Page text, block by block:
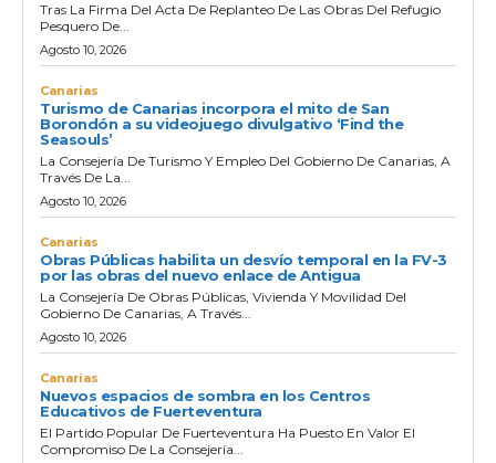
Tras La Firma Del Acta De Replanteo De Las Obras Del Refugio
Pesquero De...
Agosto 10, 2026
Canarias
Turismo de Canarias incorpora el mito de San
Borondón a su videojuego divulgativo ‘Find the
Seasouls’
La Consejería De Turismo Y Empleo Del Gobierno De Canarias, A
Través De La...
Agosto 10, 2026
Canarias
Obras Públicas habilita un desvío temporal en la FV-3
por las obras del nuevo enlace de Antigua
La Consejería De Obras Públicas, Vivienda Y Movilidad Del
Gobierno De Canarias, A Través...
Agosto 10, 2026
Canarias
Nuevos espacios de sombra en los Centros
Educativos de Fuerteventura
El Partido Popular De Fuerteventura Ha Puesto En Valor El
Compromiso De La Consejería...